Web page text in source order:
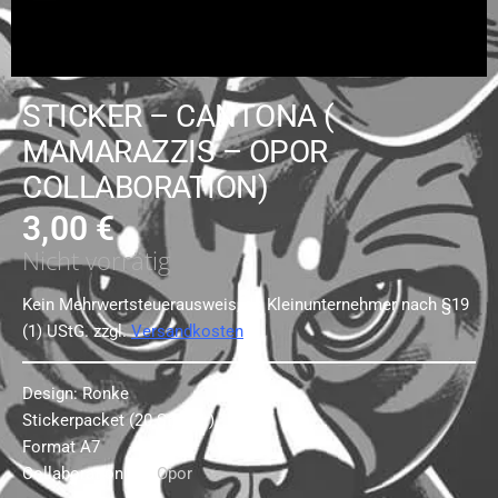
STICKER – CANTONA (
MAMARAZZIS – OPOR
COLLABORATION)
3,00€
Nicht vorrätig
Kein Mehrwertsteuerausweis, da Kleinunternehmer nach §19
(1) UStG. zzgl.Versandkosten
Design: Ronke
Stickerpacket (20 Sticker)
Format A7
Collaboration mit Opor